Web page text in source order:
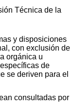
Técnica de la
y disposiciones
con exclusión de
orgánica u
de
se deriven para el
consultadas por